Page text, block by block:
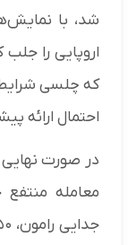
شد، با
اروپایی را
که چلسی شرایط
احتمال ارائه
در صورت نهایی
معامله